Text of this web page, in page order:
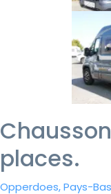
places.
Opperdoes, Pays-Bas